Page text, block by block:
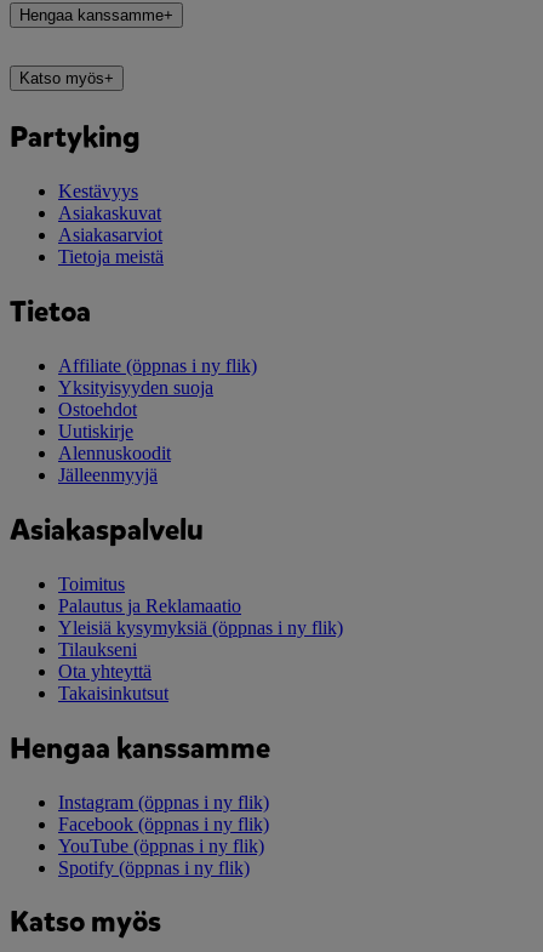
Hengaa kanssamme+
Katso myös+
Partyking
Kestävyys
Asiakaskuvat
Asiakasarviot
Tietoja meistä
Tietoa
Affiliate (öppnas i ny flik)
Yksityisyyden suoja
Ostoehdot
Uutiskirje
Alennuskoodit
Jälleenmyyjä
Asiakaspalvelu
Toimitus
Palautus ja Reklamaatio
Yleisiä kysymyksiä (öppnas i ny flik)
Tilaukseni
Ota yhteyttä
Takaisinkutsut
Hengaa kanssamme
Instagram (öppnas i ny flik)
Facebook (öppnas i ny flik)
YouTube (öppnas i ny flik)
Spotify (öppnas i ny flik)
Katso myös